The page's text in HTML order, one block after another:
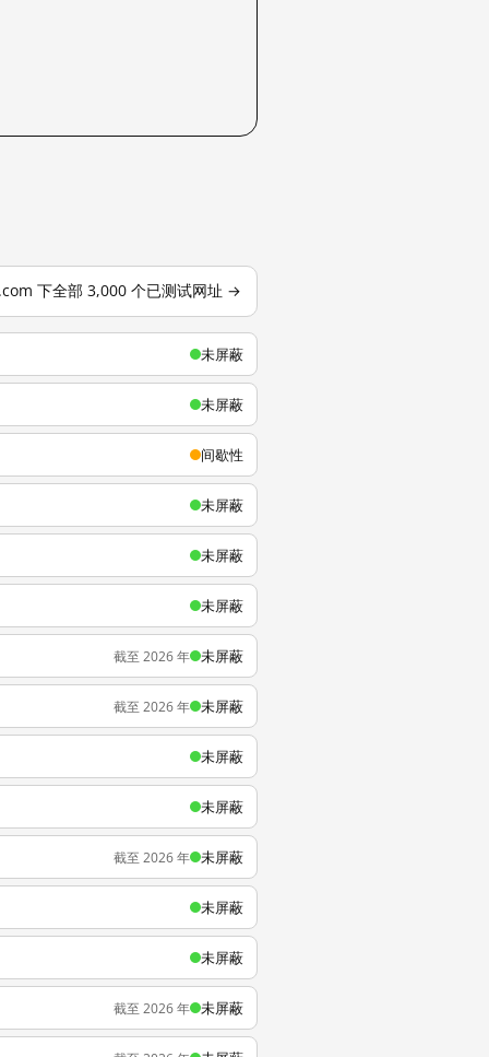
下全部 3,000 个已测试网址 →
未屏蔽
未屏蔽
间歇性
未屏蔽
未屏蔽
未屏蔽
截至 2026 年 未屏蔽
截至 2026 年 未屏蔽
未屏蔽
未屏蔽
截至 2026 年 未屏蔽
未屏蔽
未屏蔽
截至 2026 年 未屏蔽